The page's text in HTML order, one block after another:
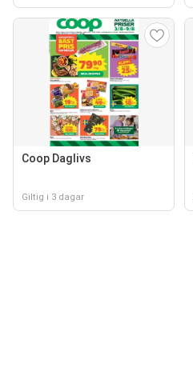
Coop Daglivs
Giltig i 3 dagar